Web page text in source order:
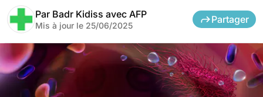
Par Badr Kidiss avec AFP
Mis à jour le 25/06/2025
Partager